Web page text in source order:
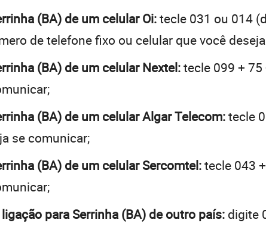
(BA) de um celular Oi:tecle 031 ou 014
de telefone fixo ou celular que você
(BA) de um celular Nextel:tecle 099 +
(BA) de um celular Algar Telecom:tecle
se comunicar;
(BA) de um celular Sercomtel:tecle 043
para Serrinha (BA) de outro país: digite